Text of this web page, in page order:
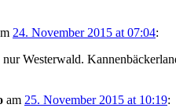
24. November 2015 at 07:04:
nur Westerwald.
am 25. November 2015 at 10:19: